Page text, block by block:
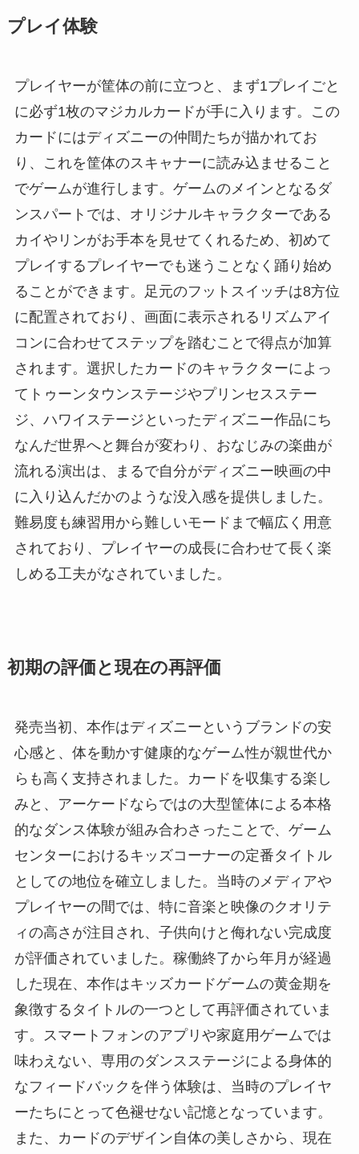
プレイ体験
プレイヤーが筐体の前に立つと、まず1プレイごと
に必ず1枚のマジカルカードが手に入ります。この
カードにはディズニーの仲間たちが描かれてお
り、これを筐体のスキャナーに読み込ませること
でゲームが進行します。ゲームのメインとなるダ
ンスパートでは、オリジナルキャラクターである
カイやリンがお手本を見せてくれるため、初めて
プレイするプレイヤーでも迷うことなく踊り始め
ることができます。足元のフットスイッチは8方位
に配置されており、画面に表示されるリズムアイ
コンに合わせてステップを踏むことで得点が加算
されます。選択したカードのキャラクターによっ
てトゥーンタウンステージやプリンセスステー
ジ、ハワイステージといったディズニー作品にち
なんだ世界へと舞台が変わり、おなじみの楽曲が
流れる演出は、まるで自分がディズニー映画の中
に入り込んだかのような没入感を提供しました。
難易度も練習用から難しいモードまで幅広く用意
されており、プレイヤーの成長に合わせて長く楽
しめる工夫がなされていました。
初期の評価と現在の再評価
発売当初、本作はディズニーというブランドの安
心感と、体を動かす健康的なゲーム性が親世代か
らも高く支持されました。カードを収集する楽し
みと、アーケードならではの大型筐体による本格
的なダンス体験が組み合わさったことで、ゲーム
センターにおけるキッズコーナーの定番タイトル
としての地位を確立しました。当時のメディアや
プレイヤーの間では、特に音楽と映像のクオリテ
ィの高さが注目され、子供向けと侮れない完成度
が評価されていました。稼働終了から年月が経過
した現在、本作はキッズカードゲームの黄金期を
象徴するタイトルの一つとして再評価されていま
す。スマートフォンのアプリや家庭用ゲームでは
味わえない、専用のダンスステージによる身体的
なフィードバックを伴う体験は、当時のプレイヤ
ーたちにとって色褪せない記憶となっています。
また、カードのデザイン自体の美しさから、現在